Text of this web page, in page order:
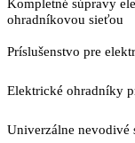
Kompletné súpravy
ohradníkovou sieťou
Príslušenstvo pre
Elektrické ohradníky
Univerzálne nevodivé